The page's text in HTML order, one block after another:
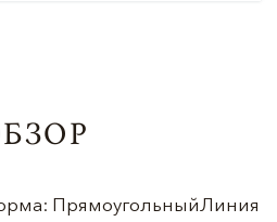
ПрямоугольныйЛиния